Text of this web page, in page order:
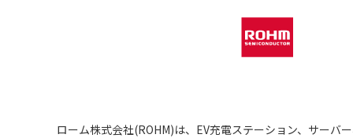
ローム株式会社(ROHM)は、EV充電ステーション、サーバ